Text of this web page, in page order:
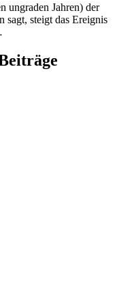
sagt, steigt das Ereignis